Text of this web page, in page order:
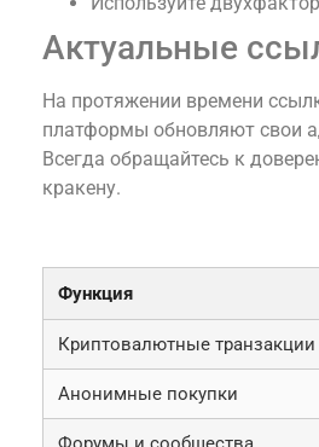
Актуальные
На протяжении времени
платформы обновляют свои
Всегда обращайтесь к
кракену.
Функция
Криптовалютные транзакции
Анонимные покупки